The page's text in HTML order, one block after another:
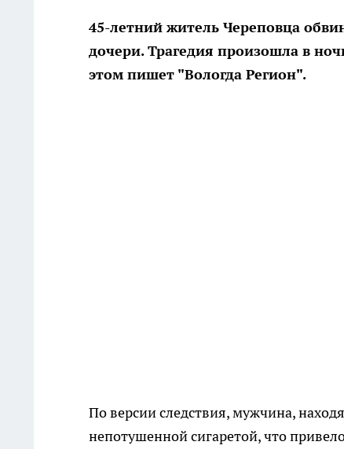
45-летний житель Череповца
дочери. Трагедия произошла в
этом пишет "Вологда Регион".
По версии следствия, мужчина,
непотушенной сигаретой, что